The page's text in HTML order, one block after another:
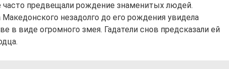
предвещали рождение знаменитых людей.
незадолго до его рождения увидела
в виде огромного змея. Гадатели снов предсказали ей